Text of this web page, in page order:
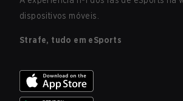
dispositivos móveis.
Strafe, tudo em eSports